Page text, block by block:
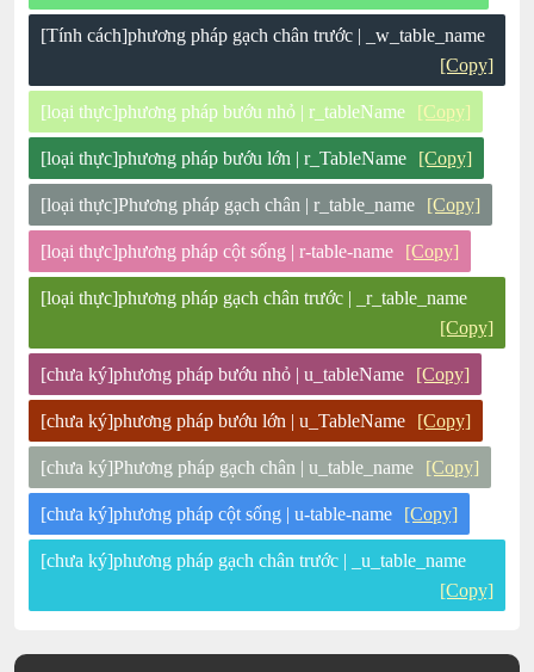
[Tính cách]phương pháp gạch chân trước | _w_table_name
[Copy]
[loại thực]phương pháp bướu nhỏ | r_tableName [Copy]
[loại thực]phương pháp bướu lớn | r_TableName [Copy]
[loại thực]Phương pháp gạch chân | r_table_name [Copy]
[loại thực]phương pháp cột sống | r-table-name [Copy]
[loại thực]phương pháp gạch chân trước | _r_table_name
[Copy]
[chưa ký]phương pháp bướu nhỏ | u_tableName [Copy]
[chưa ký]phương pháp bướu lớn | u_TableName [Copy]
[chưa ký]Phương pháp gạch chân | u_table_name [Copy]
[chưa ký]phương pháp cột sống | u-table-name [Copy]
[chưa ký]phương pháp gạch chân trước | _u_table_name
[Copy]